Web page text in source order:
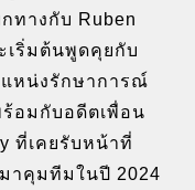
ทางกับ Ruben
เริ่มต้นพูดคุยกับ
แหน่งรักษาการณ์
อมกับอดีตเพื่อน
ที่เคยรับหน้าที่
าคุมทีมในปี 2024